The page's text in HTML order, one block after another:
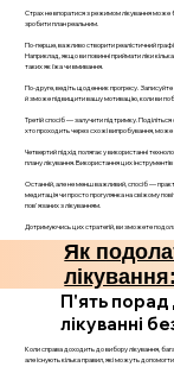
Страх не впоратися з режимом лікування може
зробити план реальним.
По-перше, важливо створити реалістичний
Наприклад, якщо ви повинні приймати ліки
таких як їжа чи вмивання.
По-друге, ведіть щоденник прогресу. Записуйте
й зможе підвищити вашу мотивацію, коли ви
Третій спосіб — залучити підтримку.
хто проходить через схожі випробування, може
Четвертий підхід полягає у використанні
плану лікування. Використання цих
Останній, але не менш важливий, спосіб —
медитація чи просто прогулянка на свіжому
пов'язаних з лікуванням.
Дотримуючись цих стратегій, ви зможете
Як
П'ять порад
лікуванні
Коли справа доходить до вибору лікування,
але існують кілька правил, які можуть